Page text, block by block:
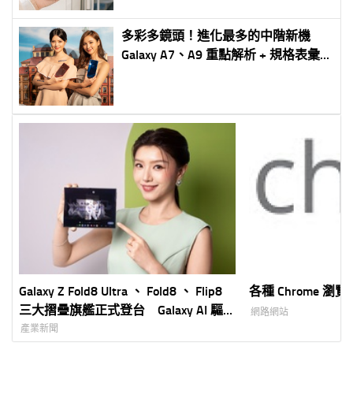
多彩多鏡頭！進化最多的中階新機
Galaxy A7、A9 重點解析 + 規格表彙
Galaxy Z Fold8 Ultra 、 Fold8 、 Flip8
三大摺疊旗艦正式登台 Galaxy AI 驅
動新世代摺疊體驗 智慧手錶同步加入
產業新聞
各種 Chrome 瀏覽
網路網站